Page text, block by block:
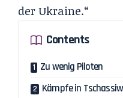
der Ukraine.“
Contents
Zu wenig Piloten
Kämpfe in